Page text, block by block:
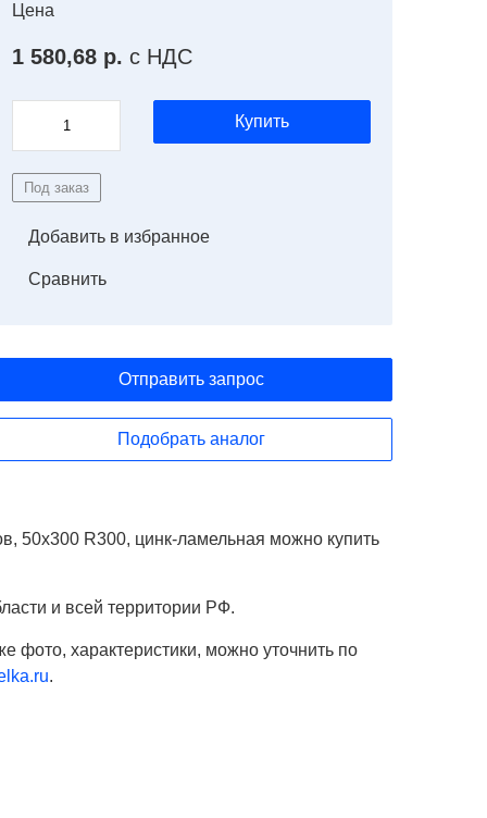
Цена
1 580,68 р. с НДС
Купить
Под заказ
Добавить в избранное
Сравнить
Отправить запрос
Подобрать аналог
50х300 R300, цинк-ламельная можно купить
и всей территории РФ.
фото, характеристики, можно уточнить по
.